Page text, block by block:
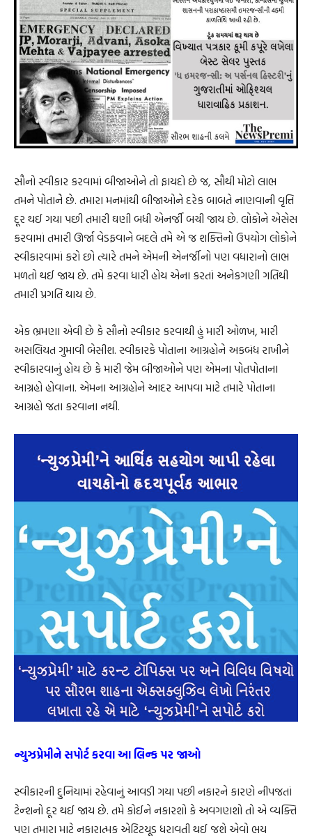
સૌનો સ્વીકાર કરવામાં બીજાઓને તો ફાયદો છે જ, સૌથી મોટો લાભ
તમને પોતાનેે છે. તમારા મનમાંથી બીજાઓને દરેક બાબતે નાણવાની વૃત્તિ
દૂર થઈ ગયા પછી તમારી ઘણી બધી એનર્જી બચી જાય છે. લોકોને એસેસ
કરવામાં તમારી ઊર્જા વેડફવાને બદલે તમે એ જ શક્તિનો ઉપયોગ લોકોને
સ્વીકારવામાં કરો છો ત્યારે તમને એમની એનર્જીનો પણ વધારાનો લાભ
મળતો થઈ જાય છે. તમે કરવા ધારી હોય એના કરતાં અનેકગણી ગતિથી
તમારી પ્રગતિ થાય છે.
એક ભ્રમણા એવી છે કે સૌનો સ્વીકાર કરવાથી હું મારી ઓળખ, મારી
અસલિયત ગુમાવી બેસીશ. સ્વીકારકે પોતાના આગ્રહોને અકબંધ રાખીને
સ્વીકારવાનું હોય છે કે મારી જેમ બીજાઓને પણ એમના પોતપોતાના
આગ્રહો હોવાના. એમના આગ્રહોને આદર આપવા માટે તમારે પોતાના
આગ્રહો જતા કરવાના નથી.
ન્યુઝપ્રેમીને સપોર્ટ કરવા આ લિન્ક પર જાઓ
સ્વીકારની દુનિયામાં રહેવાનું આવડી ગયા પછી નકારને કારણે નીપજતાં
ટેન્શનો દૂર થઈ જાય છે. તમે કોઈને નકારશો કે અવગણશો તો એ વ્યક્તિ
પણ તમારા માટે નકારાત્મક એટિટયૂડ ધરાવતી થઈ જશે એવો ભય